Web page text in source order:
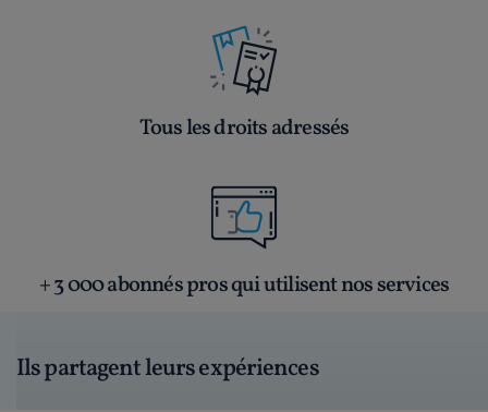
Tous les droits adressés
+ 3 000 abonnés pros qui utilisent nos services
Ils partagent leurs expériences